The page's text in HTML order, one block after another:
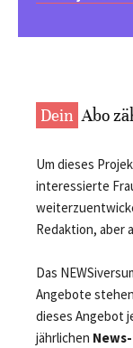
Dein Abo
Um dieses
interessierte
Redaktion, aber
Das
Angebote
dieses Angebot
jährlichen